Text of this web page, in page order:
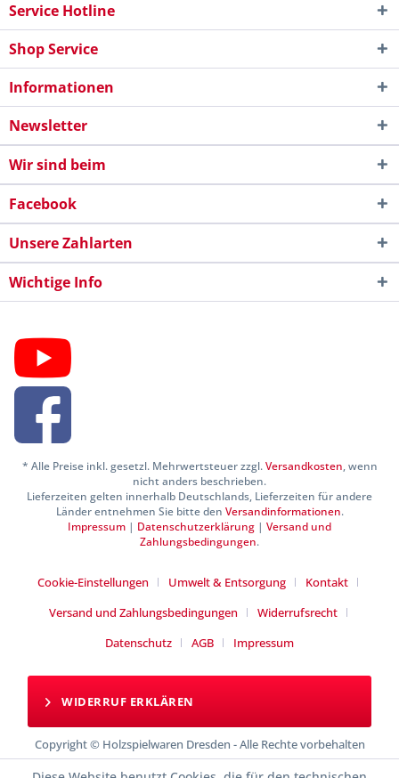
Service Hotline
Shop Service
Informationen
Newsletter
Wir sind beim
Facebook
Unsere Zahlarten
Wichtige Info
* Alle Preise inkl. gesetzl. Mehrwertsteuer zzgl.Versandkosten, wenn
nicht anders beschrieben.
Lieferzeiten gelten innerhalb Deutschlands, Lieferzeiten für andere
Länder entnehmen Sie bitte den Versandinformationen.
Impressum | Datenschutzerklärung | Versand und
Zahlungsbedingungen.
Cookie-Einstellungen Umwelt & Entsorgung
Kontakt
Versand und Zahlungsbedingungen
Widerrufsrecht
Datenschutz
AGB Impressum
WIDERRUF ERKLÄREN
Copyright © Holzspielwaren Dresden - Alle Rechte vorbehalten